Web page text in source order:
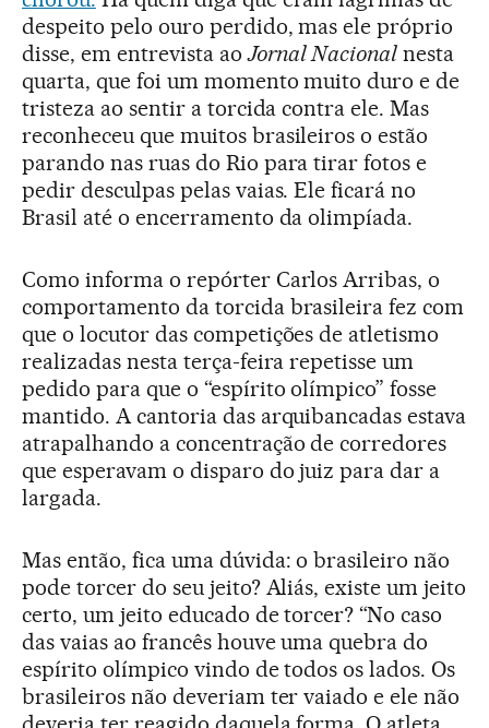
despeito pelo ouro perdido, mas ele próprio
disse, em entrevista aoJornal Nacional nesta
quarta, que foi um momento muito duro e de
tristeza ao sentir a torcida contra ele. Mas
reconheceu que muitos brasileiros o estão
parando nas ruas do Rio para tirar fotos e
pedir desculpas pelas vaias. Ele ficará no
Brasil até o encerramento da olimpíada.
Como informa o repórter Carlos Arribas, o
comportamento da torcida brasileira fez com
que o locutor das competições de atletismo
realizadas nesta terça-feira repetisse um
pedido para que o “espírito olímpico” fosse
mantido. A cantoria das arquibancadas estava
atrapalhando a concentração de corredores
que esperavam o disparo do juiz para dar a
largada.
Mas então, fica uma dúvida: o brasileiro não
pode torcer do seu jeito? Aliás, existe um jeito
certo, um jeito educado de torcer? “No caso
das vaias ao francês houve uma quebra do
espírito olímpico vindo de todos os lados. Os
brasileiros não deveriam ter vaiado e ele não